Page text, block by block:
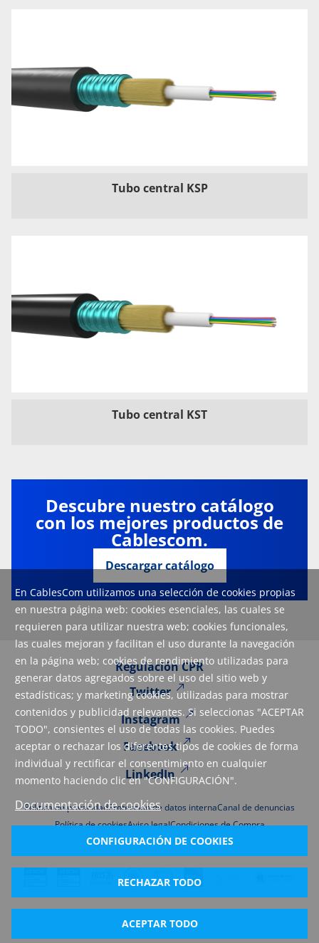
En CablesCom utilizamos una selección de cookies propias
en nuestra página web: cookies esenciales, las cuales se
requieren para utilizar nuestra web; cookies funcionales,
las cuales mejoran y facilitan el uso durante la navegación
en la página web; cookies de rendimiento utilizadas para
generar datos agregados sobre el uso del sitio web y
estadísticas; y marketing cookies, utilizadas para mostrar
contenidos y publicidad relevantes. Si seleccionas "ACEPTAR
TODO", consientes el uso de todas las cookies. Puedes
aceptar o rechazar los diferentes tipos de cookies de forma
individual y rectificar el consentimiento en cualquier
momento haciendo clic en "CONFIGURACIÓN".
Documentación de cookies
CONFIGURACIÓN DE COOKIES
RECHAZAR TODO
ACEPTAR TODO
Tubo central KSP
Tubo central KST
Descubre nuestro catálogo
con los mejores productos de
Cablescom.
Descargar catálogo
Regulación CPR
Twitter
Instagram
Facebook
LinkedIn
Política de privacidadProtección de datos internaCanal de denuncias
Política de cookiesAviso legalCondiciones de Compra